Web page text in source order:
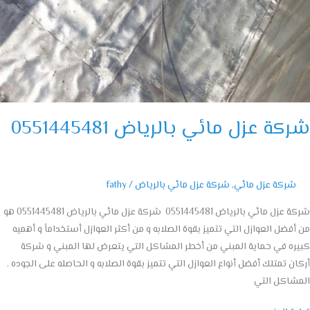
عزل مائي بالرياض 0551445481
شركة عزل مائي,شركة عزل مائي بالرياض/
fathy
شركة عزل مائي بالرياض 0551445481 شركة عزل مائي بالرياض 0551445481 هو
العوازل التي تتميز بقوة الصلابه و من أكثر العوازل أستخداماً و أهميه
في حماية المبني من أخطر المشاكل التي يتعرض لها المبني و شركة
تمتلك أفضل أنواع العوازل التي تتميز بقوة الصلابه و الحاصله على الجوده .
التي